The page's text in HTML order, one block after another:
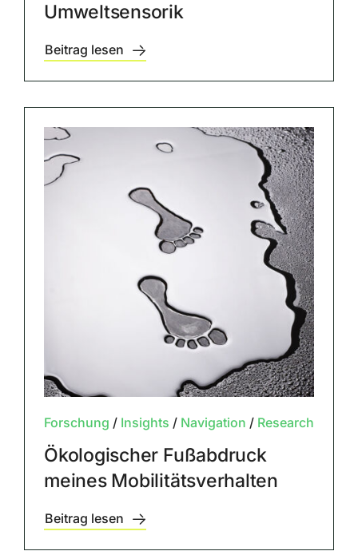
Umweltsensorik
Beitrag lesen
Forschung / Insights / Navigation / Research
Ökologischer Fußabdruck
meines Mobilitätsverhalten
Beitrag lesen